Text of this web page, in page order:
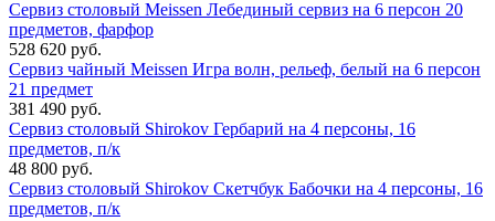
Сервиз столовый Meissen Лебединый сервиз на 6 персон 20
предметов, фарфор
528 620 руб.
Сервиз чайный Meissen Игра волн, рельеф, белый на 6 персон
21 предмет
381 490 руб.
Сервиз столовый Shirokov Гербарий на 4 персоны, 16
предметов, п/к
48 800 руб.
Сервиз столовый Shirokov Скетчбук Бабочки на 4 персоны, 16
предметов, п/к